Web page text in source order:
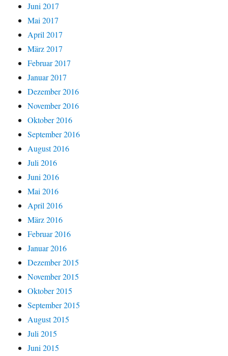
Juni 2017
Mai 2017
April 2017
März 2017
Februar 2017
Januar 2017
Dezember 2016
November 2016
Oktober 2016
September 2016
August 2016
Juli 2016
Juni 2016
Mai 2016
April 2016
März 2016
Februar 2016
Januar 2016
Dezember 2015
November 2015
Oktober 2015
September 2015
August 2015
Juli 2015
Juni 2015